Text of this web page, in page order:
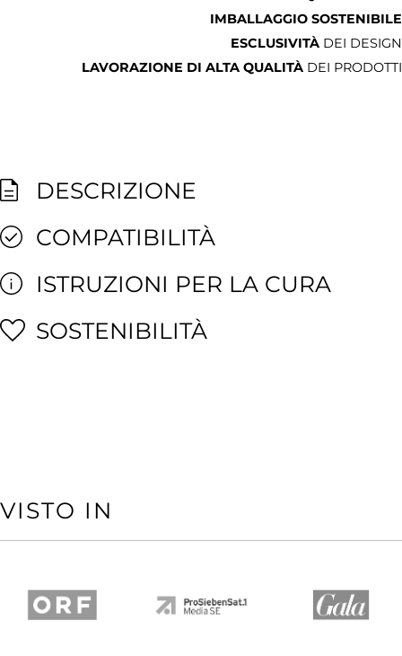
IMBALLAGGIO SOSTENIBILE
ESCLUSIVITÀ DEI DESIGN
LAVORAZIONE DI ALTA QUALITÀ DEI PRODOTTI
DESCRIZIONE
COMPATIBILITÀ
ISTRUZIONI PER LA CURA
SOSTENIBILITÀ
VISTO IN